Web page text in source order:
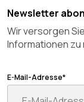
Newsletter
Wir versorgen
Informationen zu
E-Mail-Adresse*